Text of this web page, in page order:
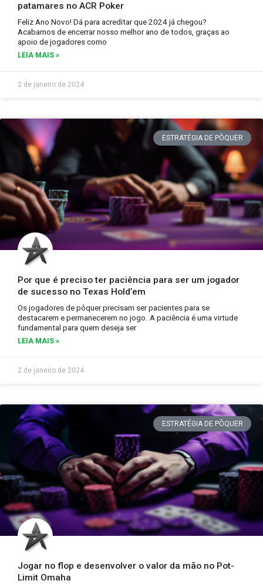
patamares no ACR Poker
Feliz Ano Novo! Dá para acreditar que 2024 já chegou?
Acabamos de encerrar nosso melhor ano de todos, graças ao
apoio de jogadores como
LEIA MAIS »
2 de janeiro de 2024
ESTRATÉGIA DE PÔQUER
Por que é preciso ter paciência para ser um jogador
de sucesso no Texas Hold’em
Os jogadores de pôquer precisam ser pacientes para se
destacarem e permanecerem no jogo. A paciência é uma virtude
fundamental para quem deseja ser
LEIA MAIS »
2 de janeiro de 2024
ESTRATÉGIA DE PÔQUER
Jogar no flop e desenvolver o valor da mão no Pot-
Limit Omaha